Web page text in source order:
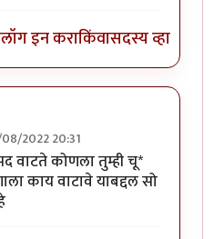
लॉग इन कराकिंवासदस्य व्हा
2022 20:31
प्रतिसाद?byप्रसाद गोडबोले
वाटते कोणला तुम्ही चू*
काय वाटावे याबद्दल सो